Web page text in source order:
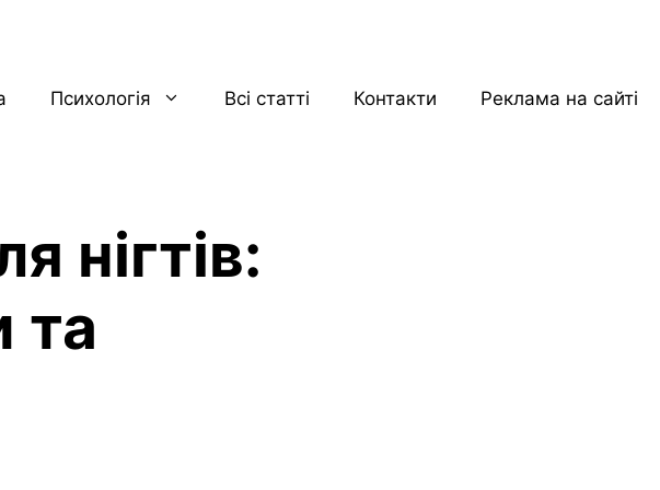
Психологія Всі статті Контакти Реклама на сайті
нігтів:
та